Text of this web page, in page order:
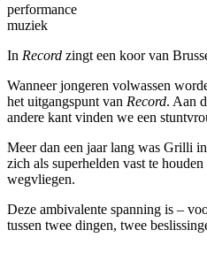
performance
muziek
In Record zingt een koor van
Wanneer jongeren volwassen
het uitgangspunt van Record. Aan
andere kant vinden we een
Meer dan een jaar lang was Grilli
zich als superhelden vast te
wegvliegen.
Deze ambivalente spanning is –
tussen twee dingen, twee